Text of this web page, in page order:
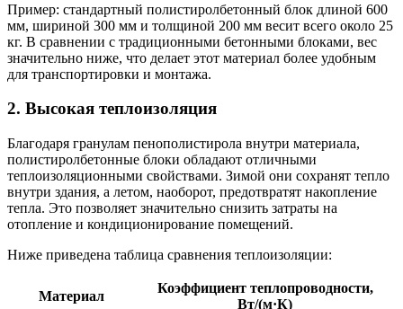
Пример: стандартный полистиролбетонный блок длиной 600
мм, шириной 300 мм и толщиной 200 мм весит всего около 25
кг. В сравнении с традиционными бетонными блоками, вес
значительно ниже, что делает этот материал более удобным
для транспортировки и монтажа.
2. Высокая теплоизоляция
Благодаря гранулам пенополистирола внутри материала,
полистиролбетонные блоки обладают отличными
теплоизоляционными свойствами. Зимой они сохранят тепло
внутри здания, а летом, наоборот, предотвратят накопление
тепла. Это позволяет значительно снизить затраты на
отопление и кондиционирование помещений.
Ниже приведена таблица сравнения теплоизоляции:
Материал
Коэффициент теплопроводности,
Вт/(м·К)